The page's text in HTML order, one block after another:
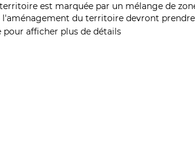
est marquée par un mélange de
du territoire devront
pour afficher plus de détails